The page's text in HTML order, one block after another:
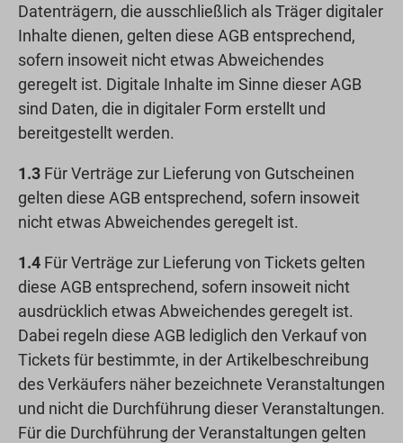
Datenträgern, die ausschließlich als Träger digitaler
Inhalte dienen, gelten diese AGB entsprechend,
sofern insoweit nicht etwas Abweichendes
geregelt ist. Digitale Inhalte im Sinne dieser AGB
sind Daten, die in digitaler Form erstellt und
bereitgestellt werden.
1.3 Für Verträge zur Lieferung von Gutscheinen
gelten diese AGB entsprechend, sofern insoweit
nicht etwas Abweichendes geregelt ist.
1.4 Für Verträge zur Lieferung von Tickets gelten
diese AGB entsprechend, sofern insoweit nicht
ausdrücklich etwas Abweichendes geregelt ist.
Dabei regeln diese AGB lediglich den Verkauf von
Tickets für bestimmte, in der Artikelbeschreibung
des Verkäufers näher bezeichnete Veranstaltungen
und nicht die Durchführung dieser Veranstaltungen.
Für die Durchführung der Veranstaltungen gelten